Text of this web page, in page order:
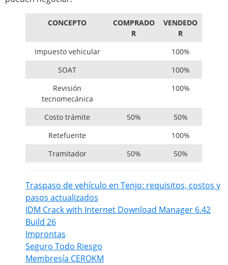
CONCEPTO
COMPRADO
R
VENDEDO
R
Impuesto vehicular
100%
SOAT
100%
Revisión
tecnomecánica
100%
Costo trámite 50%
50%
Retefuente
100%
Tramitador
50% 50%
Traspaso de vehículo en Tenjo: requisitos, costos y
pasos actualizados
IDM Crack with Internet Download Manager 6.42
Build 26
Improntas
Seguro Todo Riesgo
Membresía CEROKM